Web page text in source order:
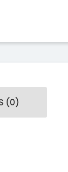
(0)